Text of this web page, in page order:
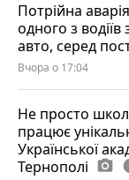
Потрійна
одного з
авто, серед
Вчора о 17:04
Не просто
працює
Української
Тернополі photo_camera